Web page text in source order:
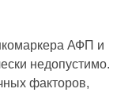
АФП и
недопустимо.
факторов,